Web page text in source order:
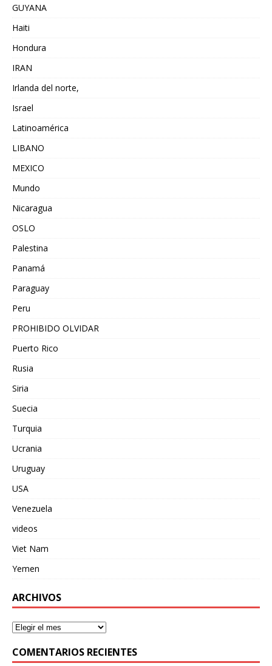
GUYANA
Haiti
Hondura
IRAN
Irlanda del norte,
Israel
Latinoamérica
LIBANO
MEXICO
Mundo
Nicaragua
OSLO
Palestina
Panamá
Paraguay
Peru
PROHIBIDO OLVIDAR
Puerto Rico
Rusia
Siria
Suecia
Turquia
Ucrania
Uruguay
USA
Venezuela
videos
Viet Nam
Yemen
ARCHIVOS
COMENTARIOS RECIENTES